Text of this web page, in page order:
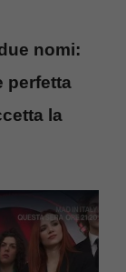
nomi:
perfetta
la